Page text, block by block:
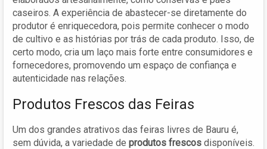
caseiros. A experiência de abastecer-se diretamente do
produtor é enriquecedora, pois permite conhecer o modo
de cultivo e as histórias por trás de cada produto. Isso, de
certo modo, cria um laço mais forte entre consumidores e
fornecedores, promovendo um espaço de confiança e
autenticidade nas relações.
Produtos Frescos das Feiras
Um dos grandes atrativos das feiras livres de Bauru é,
sem dúvida, a variedade de produtos frescos disponíveis.